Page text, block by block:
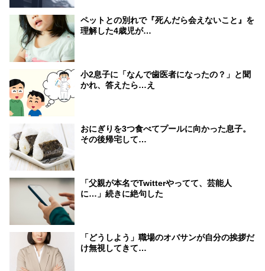
ペットとの別れで『死んだら会えないこと』を
理解した4歳児が…
小2息子に「なんで歯医者になったの？」と聞
かれ、答えたら…え
おにぎりを3つ食べてプールに向かった息子。
その後帰宅して…
「父親が本名でTwitterやってて、芸能人
に…」続きに絶句した
「どうしよう」職場のオバサンが自分の挨拶だ
け無視してきて…